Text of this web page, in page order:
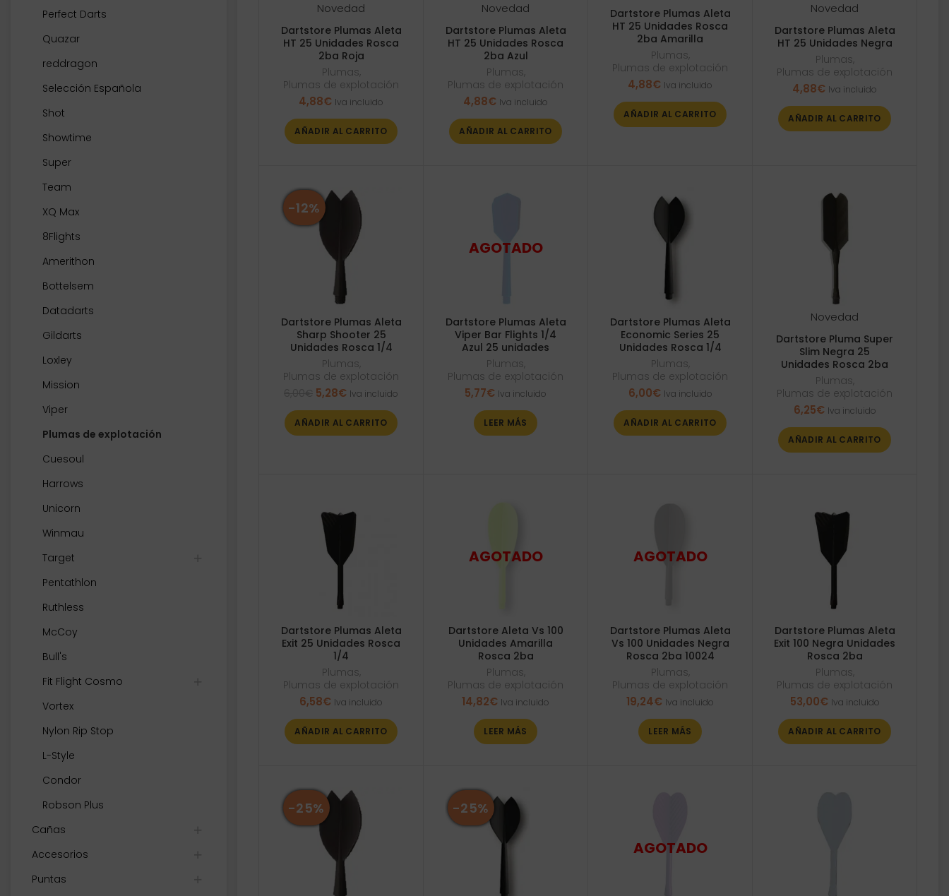
Perfect Darts
Quazar
reddragon
Selección Española
Shot
Showtime
Super
Team
XQ Max
8Flights
Amerithon
Bottelsem
Datadarts
Gildarts
Loxley
Mission
Viper
Plumas de explotación
Cuesoul
Harrows
Unicorn
Winmau
Target
Pentathlon
Ruthless
McCoy
Bull's
Fit Flight Cosmo
Vortex
Nylon Rip Stop
L-Style
Condor
Robson Plus
Cañas
Accesorios
Puntas
Novedad
Dartstore Plumas Aleta
HT 25 Unidades Rosca
2ba Roja
Plumas,
Plumas de explotación
4,88€ Iva incluido
AÑADIR AL CARRITO
Novedad
Dartstore Plumas Aleta
HT 25 Unidades Rosca
2ba Azul
Plumas,
Plumas de explotación
4,88€ Iva incluido
AÑADIR AL CARRITO
Dartstore Plumas Aleta
HT 25 Unidades Rosca
2ba Amarilla
Plumas,
Plumas de explotación
4,88€ Iva incluido
AÑADIR AL CARRITO
Novedad
Dartstore Plumas Aleta
HT 25 Unidades Negra
Plumas,
Plumas de explotación
4,88€ Iva incluido
AÑADIR AL CARRITO
-12%
Dartstore Plumas Aleta
Sharp Shooter 25
Unidades Rosca 1/4
Plumas,
Plumas de explotación
El
original
era:
5,28€El
actual
es:
Iva incluido
AÑADIR AL CARRITO
Dartstore Plumas Aleta
Viper Bar Flights 1/4
Azul 25 unidades
Plumas,
Plumas de explotación
5,77€ Iva incluido
LEER MÁS
Dartstore Plumas Aleta
Economic Series 25
Unidades Rosca 1/4
Plumas,
Plumas de explotación
6,00€ Iva incluido
AÑADIR AL CARRITO
Novedad
Dartstore Pluma Super
Slim Negra 25
Unidades Rosca 2ba
Plumas,
Plumas de explotación
6,25€ Iva incluido
AÑADIR AL CARRITO
Dartstore Plumas Aleta
Exit 25 Unidades Rosca
1/4
Plumas,
Plumas de explotación
6,58€ Iva incluido
AÑADIR AL CARRITO
Dartstore Aleta Vs 100
Unidades Amarilla
Rosca 2ba
Plumas,
Plumas de explotación
14,82€ Iva incluido
LEER MÁS
Dartstore Plumas Aleta
Vs 100 Unidades Negra
Rosca 2ba 10024
Plumas,
Plumas de explotación
19,24€ Iva incluido
LEER MÁS
Dartstore Plumas Aleta
Exit 100 Negra Unidades
Rosca 2ba
Plumas,
Plumas de explotación
53,00€ Iva incluido
AÑADIR AL CARRITO
-25% -25%